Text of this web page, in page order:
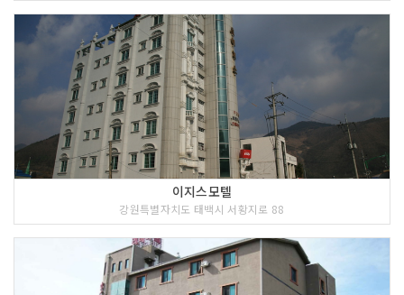
이지스모텔
강원특별자치도 태백시 서황지로 88